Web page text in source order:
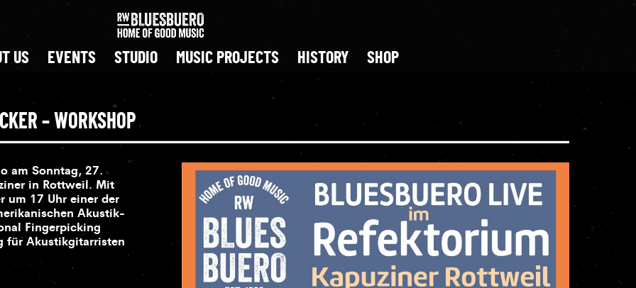
US EVENTS STUDIO MUSIC PROJECTS HISTORY SHOP
– WORKSHOP
am Sonntag, 27.
in Rottweil. Mit
um 17 Uhr einer der
Akustik-
Fingerpicking
für Akustikgitarristen
am Sonntag, 27.